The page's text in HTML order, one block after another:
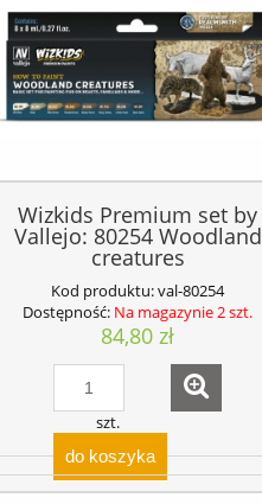
Wizkids Premium set by
Vallejo: 80254 Woodland
creatures
Kod produktu:val-80254
Dostępność: Na magazynie 2 szt.
84,80 zł
szt.
do koszyka